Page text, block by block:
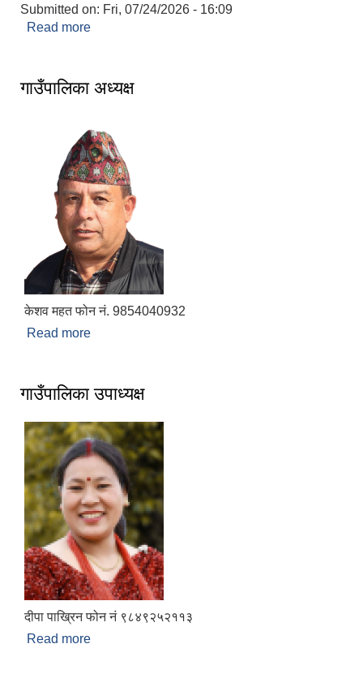
Submitted on: Fri, 07/24/2026 - 16:09
Read more
गाउँपालिका अध्यक्ष
केशव महत फोन नं. 9854040932
Read more
गाउँपालिका उपाध्यक्ष
दीपा पाख्रिन फोन नं ९८४९२५२११३
Read more